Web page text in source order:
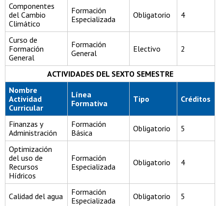
Componentes
del Cambio
Climático
Formación
Especializada
Obligatorio 4
Curso de
Formación
General
Formación
General
Electivo 2
ACTIVIDADES DEL SEXTO SEMESTRE
Nombre
Actividad
Curricular
Línea
Formativa
Tipo Créditos
Finanzas y
Administración
Formación
Básica
Obligatorio 5
Optimización
del uso de
Recursos
Hídricos
Formación
Especializada
Obligatorio 4
Calidad del agua
Formación
Especializada
Obligatorio 5